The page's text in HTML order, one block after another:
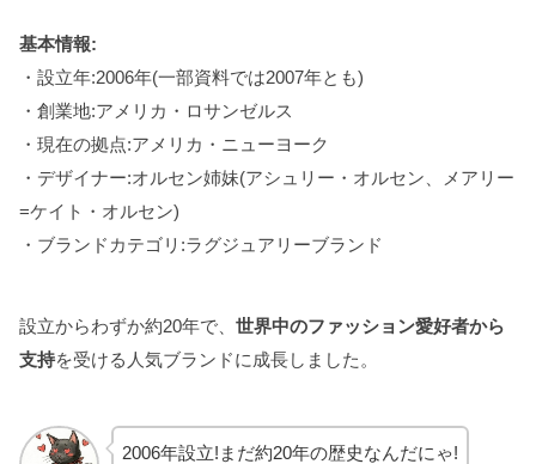
基本情報:
・設立年:2006年(一部資料では2007年とも)
・創業地:アメリカ・ロサンゼルス
・現在の拠点:アメリカ・ニューヨーク
・デザイナー:オルセン姉妹(アシュリー・オルセン、メアリー
=ケイト・オルセン)
・ブランドカテゴリ:ラグジュアリーブランド
設立からわずか約20年で、 世界中のファッション愛好者から
支持を受ける人気ブランドに成長しました。
2006年設立!まだ約20年の歴史なんだにゃ!